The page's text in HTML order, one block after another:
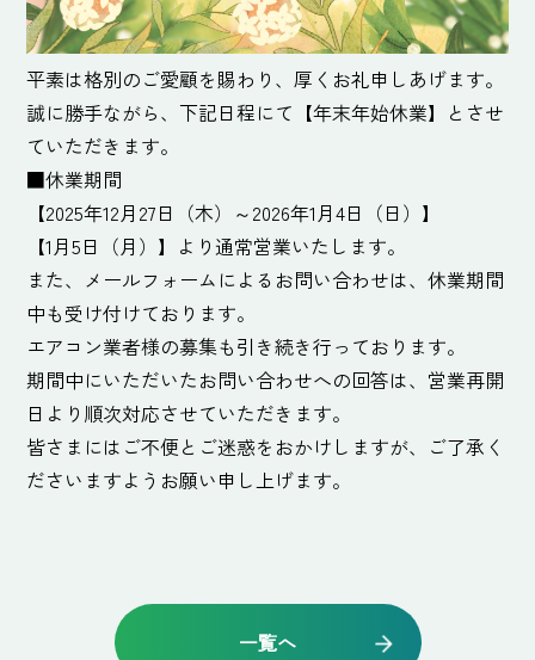
平素は格別のご愛顧を賜わり、厚くお礼申しあげます。
誠に勝手ながら、下記日程にて【年末年始休業】とさせ
ていただきます。
■休業期間
【2025年12月27日（木）～2026年1月4日（日）】
【1月5日（月）】より通常営業いたします。
また、メールフォームによるお問い合わせは、休業期間
中も受け付けております。
エアコン業者様の募集も引き続き行っております。
期間中にいただいたお問い合わせへの回答は、営業再開
日より順次対応させていただきます。
皆さまにはご不便とご迷惑をおかけしますが、ご了承く
ださいますようお願い申し上げます。
一覧へ